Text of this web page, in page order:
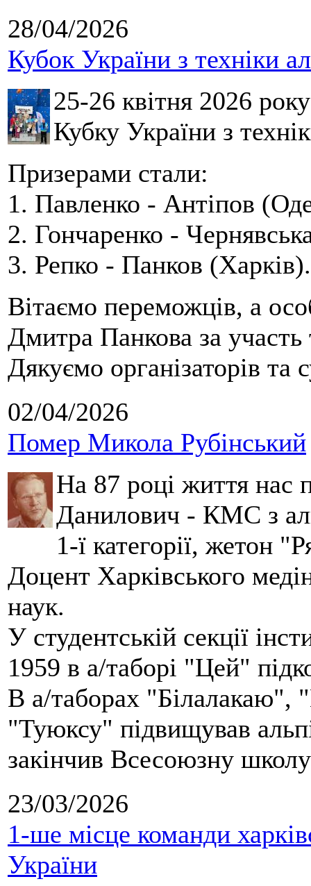
28/04/2026
Кубок України з техніки
25-26 квітня 2026
Кубку України з
Призерами стали:
1. Павленко - Антіпов
2. Гончаренко -
3. Репко - Панков (Харків).
Вітаємо переможців, а
Дмитра Панкова за
Дякуємо організаторів та
02/04/2026
Помер Микола Рубінський
На 87 році життя нас
Данилович - КМС з
1-ї категорії, жетон
Доцент Харківського
наук.
У студентській секції
1959 в а/таборі "Цей"
В а/таборах "Білалакаю",
"Туюксу" підвищував
закінчив Всесоюзну
23/03/2026
1-ше місце команди
України